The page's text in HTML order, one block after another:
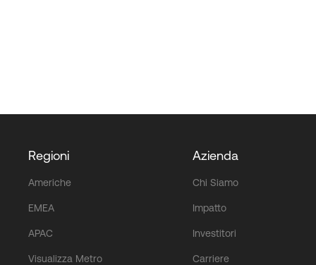
Regioni
Americhe
EMEA
APAC
Visualizza Metro
Azienda
Chi Siamo
Impatto
Investitori
Carriere